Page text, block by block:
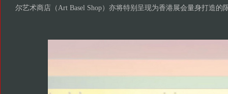
尔艺术商店（Art Basel Shop）亦将特别呈现为香港展会量身打造的